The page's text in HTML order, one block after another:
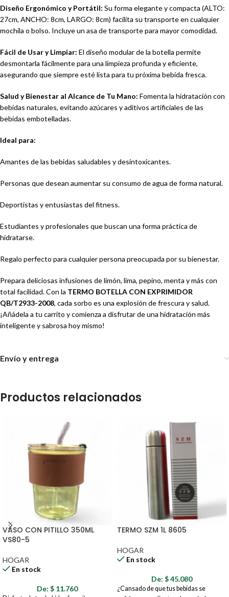
Diseño Ergonómico y Portátil: Su forma elegante y compacta (ALTO:
27cm, ANCHO: 8cm, LARGO: 8cm) facilita su transporte en cualquier
mochila o bolso. Incluye un asa de transporte para mayor comodidad.
Fácil de Usar y Limpiar: El diseño modular de la botella permite
desmontarla fácilmente para una limpieza profunda y eficiente,
asegurando que siempre esté lista para tu próxima bebida fresca.
Salud y Bienestar al Alcance de Tu Mano: Fomenta la hidratación con
bebidas naturales, evitando azúcares y aditivos artificiales de las
bebidas embotelladas.
Ideal para:
Amantes de las bebidas saludables y desintoxicantes.
Personas que desean aumentar su consumo de agua de forma natural.
Deportistas y entusiastas del fitness.
Estudiantes y profesionales que buscan una forma práctica de
hidratarse.
Regalo perfecto para cualquier persona preocupada por su bienestar.
Prepara deliciosas infusiones de limón, lima, pepino, menta y más con
total facilidad. Con la TERMO BOTELLA CON EXPRIMIDOR
QB/T2933-2008, cada sorbo es una explosión de frescura y salud.
¡Añádela a tu carrito y comienza a disfrutar de una hidratación más
inteligente y sabrosa hoy mismo!
Envío y entrega
Productos relacionados
VASO CON PITILLO 350ML
VS80-5
HOGAR
En stock
De: $ 11.760
TERMO SZM 1L 8605
HOGAR
En stock
De: $45.080
¿Cansado de que tus bebidas se